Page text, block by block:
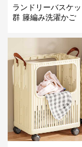
ランドリーバスケ
群 籐編み洗濯かご